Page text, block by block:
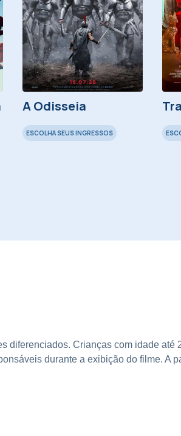
A Odisseia
ESCOLHA SEUS INGRESSOS
diferenciados. Crianças com idade até
durante a exibição do filme. A